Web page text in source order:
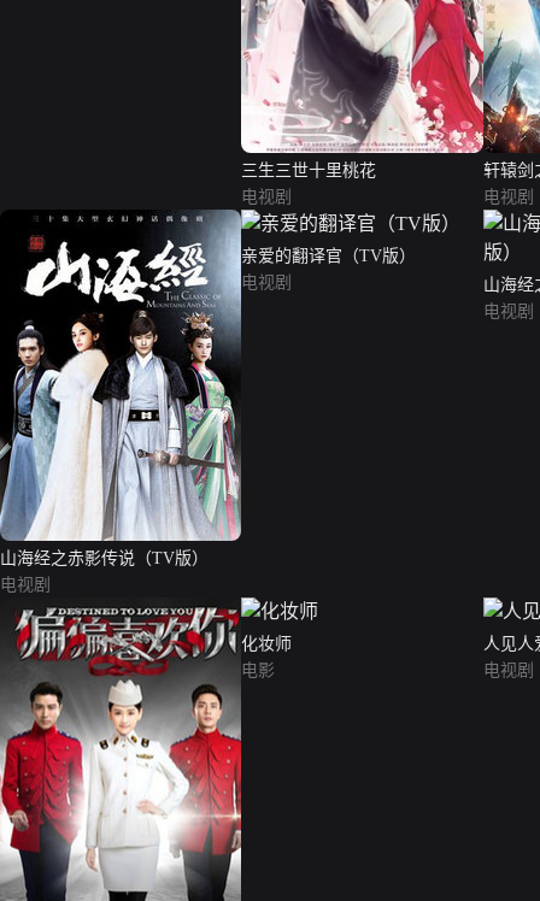
三生三世十里桃花
电视剧
轩辕剑
电视剧
山海经之赤影传说（TV版）
电视剧
亲爱的翻译官（TV版）
电视剧
山海经
电视剧
化妆师
电影
人见人
电视剧